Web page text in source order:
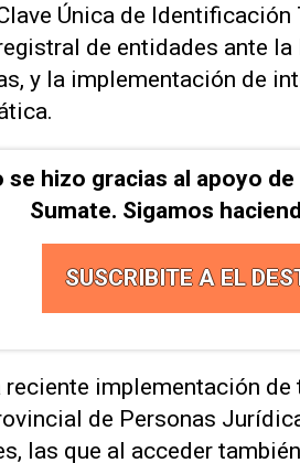
Única de
de entidades ante
y la implementación de
hizo gracias al apoyo
Sumate. Sigamos
SUSCRIBITE A EL
reciente implementación
de Personas
las que al acceder